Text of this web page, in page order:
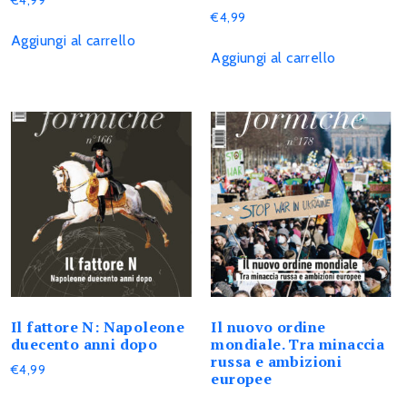
Aggiungi al carrello
€4,99
Aggiungi al carrello
Il fattore N: Napoleone
duecento anni dopo
€4,99
Il nuovo ordine
mondiale. Tra minaccia
russa e ambizioni
europee